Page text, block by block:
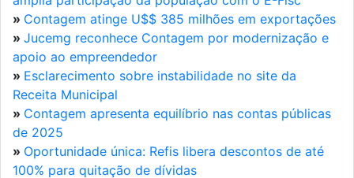
» Contagem atinge U$$ 385 milhões em exportações
» Jucemg reconhece Contagem por modernização e
apoio ao empreendedor
» Esclarecimento sobre instabilidade no site da
Receita Municipal
» Contagem apresenta equilíbrio nas contas públicas
de 2025
» Oportunidade única: Refis libera descontos de até
100% para quitação de dívidas